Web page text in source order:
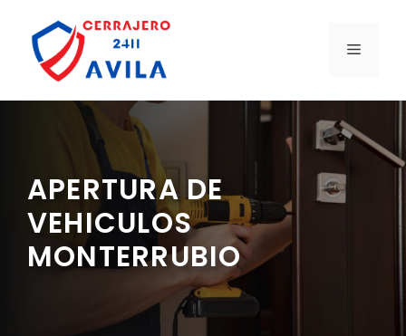
contenido
MENÚ
APERTURA DE
VEHICULOS
MONTERRUBIO